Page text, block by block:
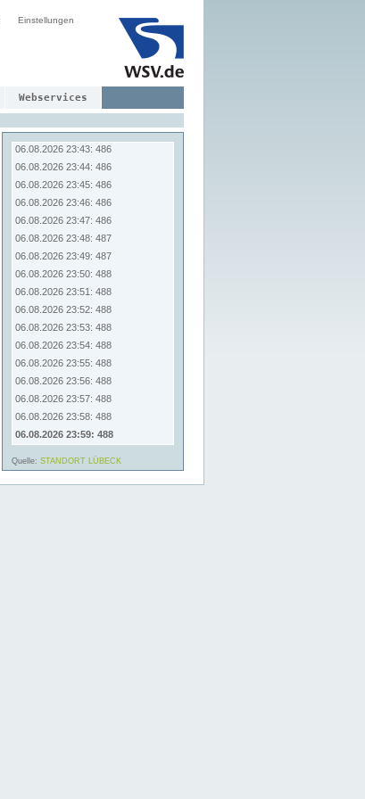
Einstellungen
Webservices
06.08.2026 23:36: 488
06.08.2026 23:40: 486
06.08.2026 23:41: 486
06.08.2026 23:42: 486
06.08.2026 23:43: 486
06.08.2026 23:44: 486
06.08.2026 23:45: 486
06.08.2026 23:46: 486
06.08.2026 23:47: 486
06.08.2026 23:48: 487
06.08.2026 23:49: 487
06.08.2026 23:50: 488
06.08.2026 23:51: 488
06.08.2026 23:52: 488
06.08.2026 23:53: 488
06.08.2026 23:54: 488
06.08.2026 23:55: 488
06.08.2026 23:56: 488
06.08.2026 23:57: 488
06.08.2026 23:58: 488
06.08.2026 23:59: 488
Quelle: STANDORT LÜBECK